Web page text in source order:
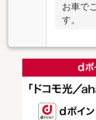
お車で
す。